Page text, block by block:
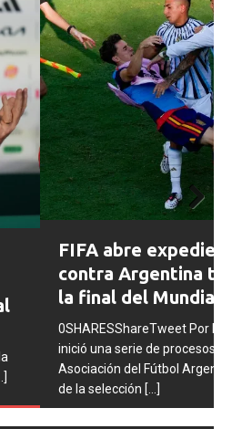
disciplinarios
tras los incidentes en
2026
El Latino Newsroom La FIFA
disciplinarios contra la
(AFA), cuatro integrantes